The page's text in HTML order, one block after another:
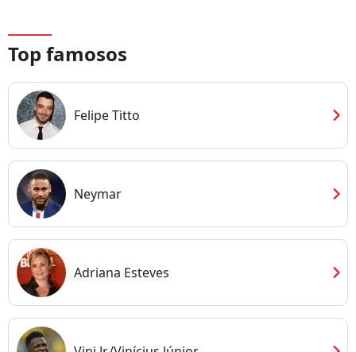
Top famosos
Felipe Titto chevron_right
Neymar chevron_right
Adriana Esteves chevron_right